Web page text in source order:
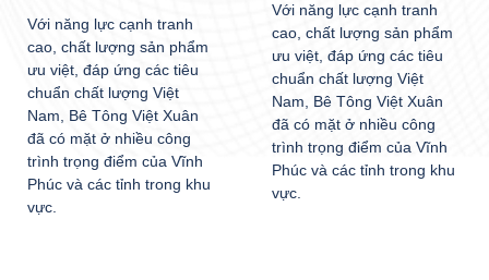
Với năng lực cạnh tranh
cao, chất lượng sản phẩm
ưu việt, đáp ứng các tiêu
chuẩn chất lượng Việt
Nam, Bê Tông Việt Xuân
đã có mặt ở nhiều công
trình trọng điểm của Vĩnh
Phúc và các tỉnh trong khu
vực.
Với năng lực cạnh tranh
cao, chất lượng sản phẩm
ưu việt, đáp ứng các tiêu
chuẩn chất lượng Việt
Nam, Bê Tông Việt Xuân
đã có mặt ở nhiều công
trình trọng điểm của Vĩnh
Phúc và các tỉnh trong khu
vực.